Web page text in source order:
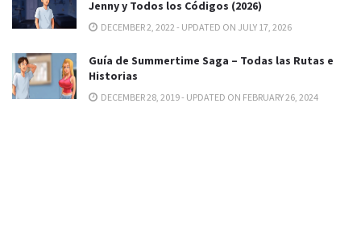
Jenny y Todos los Códigos (2026)
DECEMBER 2, 2022 - UPDATED ON JULY 17, 2026
Guía de Summertime Saga – Todas las Rutas e
Historias
DECEMBER 28, 2019 - UPDATED ON FEBRUARY 26, 2024